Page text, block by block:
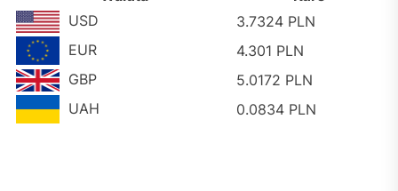
USD
3.7324 PLN
EUR
4.301 PLN
GBP
5.0172 PLN
UAH
0.0834 PLN